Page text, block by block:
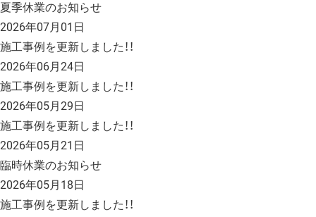
夏季休業のお知らせ
2026年07月01日
施工事例を更新しました！！
2026年06月24日
施工事例を更新しました！！
2026年05月29日
施工事例を更新しました！！
2026年05月21日
臨時休業のお知らせ
2026年05月18日
施工事例を更新しました！！